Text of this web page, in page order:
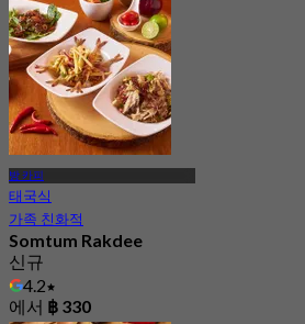
방 카피
태국식
가족 친화적
Somtum Rakdee
신규
4.2
에서 ฿ 330